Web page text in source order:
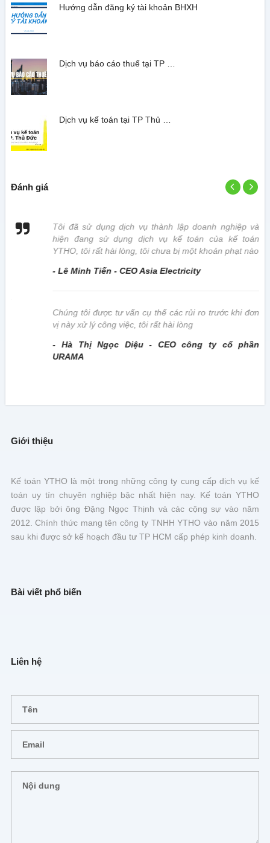
Hướng dẫn đăng ký tài khoản BHXH
Dịch vụ báo cáo thuế tại TP …
Dịch vụ kế toán tại TP Thủ …
Đánh giá
Tôi đã sử dụng dịch vụ thành lập doanh nghiệp và
hiện đang sử dụng dịch vụ kế toán của kế toán
YTHO, tôi rất hài lòng, tôi chưa bị một khoản phạt nào
- Lê Minh Tiến - CEO Asia Electricity
Chúng tôi được tư vấn cụ thể các rủi ro trước khi đơn
vị này xử lý công việc, tôi rất hài lòng
- Hà Thị Ngọc Diệu - CEO công ty cổ phần
URAMA
Giới thiệu
Kế toán YTHO là một trong những công ty cung cấp dịch vụ kế
toán uy tín chuyên nghiệp bậc nhất hiện nay. Kế toán YTHO
được lập bởi ông Đặng Ngọc Thịnh và các cộng sự vào năm
2012. Chính thức mang tên công ty TNHH YTHO vào năm 2015
sau khi được sở kế hoạch đầu tư TP HCM cấp phép kinh doanh.
Bài viết phổ biến
Liên hệ